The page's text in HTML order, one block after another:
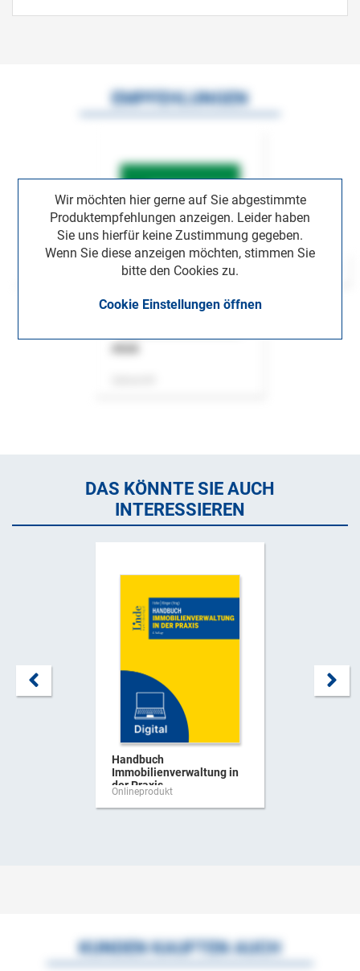
Wir möchten hier gerne auf Sie abgestimmte
Produktempfehlungen anzeigen. Leider haben
Sie uns hierfür keine Zustimmung gegeben.
Wenn Sie diese anzeigen möchten, stimmen Sie
bitte den Cookies zu.
Cookie Einstellungen öffnen
EMPFEHLUNGEN
DAS KÖNNTE SIE AUCH
INTERESSIEREN
Handbuch
Immobilienverwaltung in
der Praxis
Onlineprodukt
KUNDEN KAUFTEN AUCH